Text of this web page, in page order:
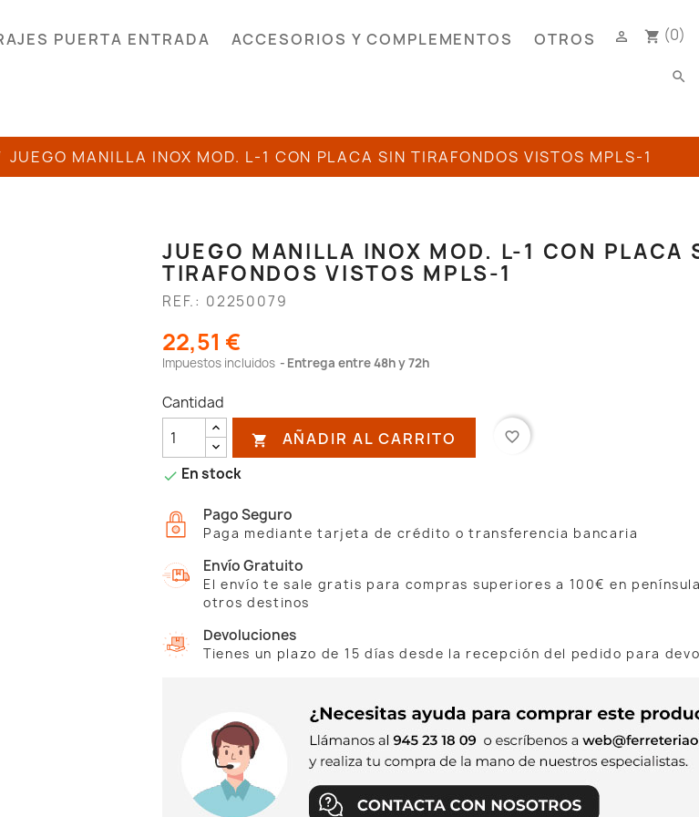
PUERTA ENTRADA ACCESORIOS Y COMPLEMENTOS OTROS shopping_cart (0)

search
JUEGO MANILLA INOX MOD. L-1 CON PLACA SIN TIRAFONDOS VISTOS MPLS-1
JUEGO MANILLA INOX MOD. L-1 CON PLACA
TIRAFONDOS VISTOS MPLS-1
REF.: 02250079
22,51 €
Impuestos incluidos Entrega entre 48h y 72h
Cantidad
 AÑADIR AL CARRITO favorite_border
 En stock
Pago Seguro
Paga mediante tarjeta de crédito o transferencia bancaria
Envío Gratuito
El envío te sale gratis para compras superiores a 100€ en
otros destinos
Devoluciones
Tienes un plazo de 15 días desde la recepción del pedido para